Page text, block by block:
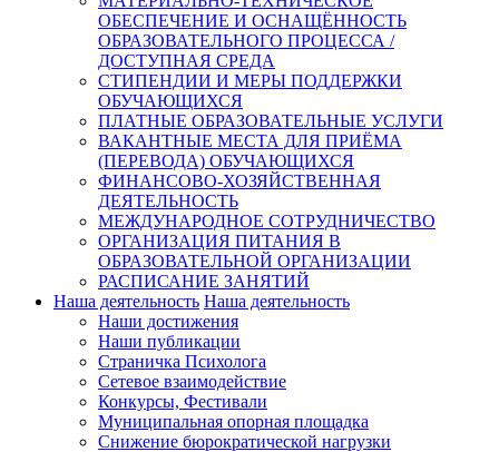
ОБЕСПЕЧЕНИЕ И ОСНАЩЁННОСТЬ
ОБРАЗОВАТЕЛЬНОГО ПРОЦЕССА /
ДОСТУПНАЯ СРЕДА
СТИПЕНДИИ И МЕРЫ ПОДДЕРЖКИ
ОБУЧАЮЩИХСЯ
ПЛАТНЫЕ ОБРАЗОВАТЕЛЬНЫЕ УСЛУГИ
ВАКАНТНЫЕ МЕСТА ДЛЯ ПРИЁМА
(ПЕРЕВОДА) ОБУЧАЮЩИХСЯ
ФИНАНСОВО-ХОЗЯЙСТВЕННАЯ
ДЕЯТЕЛЬНОСТЬ
МЕЖДУНАРОДНОЕ СОТРУДНИЧЕСТВО
ОРГАНИЗАЦИЯ ПИТАНИЯ В
ОБРАЗОВАТЕЛЬНОЙ ОРГАНИЗАЦИИ
РАСПИСАНИЕ ЗАНЯТИЙ
Наша деятельность Наша деятельность
Наши достижения
Наши публикации
Страничка Психолога
Сетевое взаимодействие
Конкурсы, Фестивали
Муниципальная опорная площадка
Снижение бюрократической нагрузки